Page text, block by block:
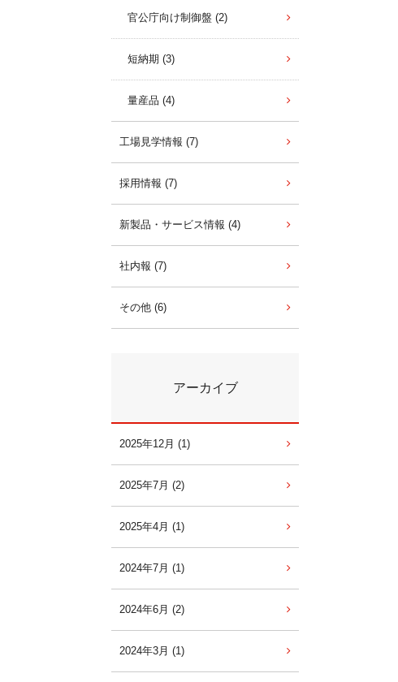
官公庁向け制御盤 (2)
短納期 (3)
量産品 (4)
工場見学情報 (7)
採用情報 (7)
新製品・サービス情報 (4)
社内報 (7)
その他 (6)
アーカイブ
2025年12月 (1)
2025年7月 (2)
2025年4月 (1)
2024年7月 (1)
2024年6月 (2)
2024年3月 (1)